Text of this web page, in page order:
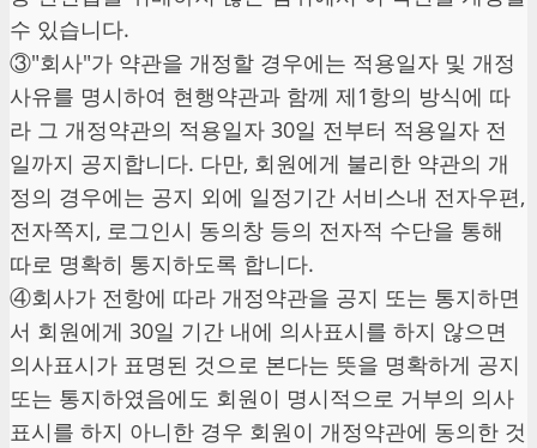
수 있습니다.
③"회사"가 약관을 개정할 경우에는 적용일자 및 개정
사유를 명시하여 현행약관과 함께 제1항의 방식에 따
라 그 개정약관의 적용일자 30일 전부터 적용일자 전
일까지 공지합니다. 다만, 회원에게 불리한 약관의 개
정의 경우에는 공지 외에 일정기간 서비스내 전자우편,
전자쪽지, 로그인시 동의창 등의 전자적 수단을 통해
따로 명확히 통지하도록 합니다.
④회사가 전항에 따라 개정약관을 공지 또는 통지하면
서 회원에게 30일 기간 내에 의사표시를 하지 않으면
의사표시가 표명된 것으로 본다는 뜻을 명확하게 공지
또는 통지하였음에도 회원이 명시적으로 거부의 의사
표시를 하지 아니한 경우 회원이 개정약관에 동의한 것